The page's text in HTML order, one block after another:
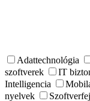
Adattechnológia
szoftverek
IT
Intelligencia
nyelvek